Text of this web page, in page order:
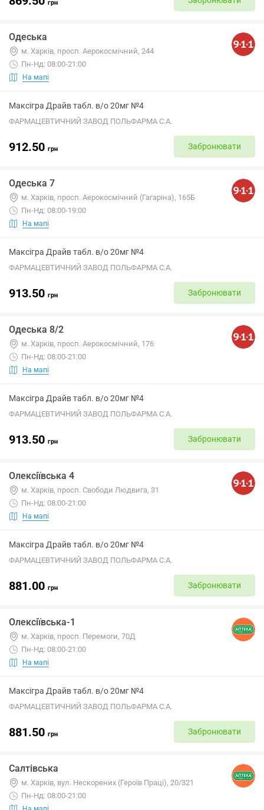
грн
Одеська
м. Харків, просп. Аерокосмічний, 244
Пн-Нд: 08:00-21:00
На мапі
Максігра Драйв табл. в/о 20мг №4
ФАРМАЦЕВТИЧНИЙ ЗАВОД ПОЛЬФАРМА С.А.
912.50 грн Забронювати
Одеська 7
м. Харків, просп. Аерокосмічний (Гагаріна), 165Б
Пн-Нд: 08:00-19:00
На мапі
Максігра Драйв табл. в/о 20мг №4
ФАРМАЦЕВТИЧНИЙ ЗАВОД ПОЛЬФАРМА С.А.
913.50 грн Забронювати
Одеська 8/2
м. Харків, просп. Аерокосмічний, 176
Пн-Нд: 08:00-21:00
На мапі
Максігра Драйв табл. в/о 20мг №4
ФАРМАЦЕВТИЧНИЙ ЗАВОД ПОЛЬФАРМА С.А.
913.50 грн Забронювати
Олексіївська 4
м. Харків, просп. Свободи Людвига, 31
Пн-Нд: 08:00-21:00
На мапі
Максігра Драйв табл. в/о 20мг №4
ФАРМАЦЕВТИЧНИЙ ЗАВОД ПОЛЬФАРМА С.А.
881.00 грн Забронювати
Олексіївська-1
м. Харків, просп. Перемоги, 70Д
Пн-Нд: 08:00-21:00
На мапі
Максігра Драйв табл. в/о 20мг №4
ФАРМАЦЕВТИЧНИЙ ЗАВОД ПОЛЬФАРМА С.А.
881.50 грн Забронювати
Салтівська
м. Харків, вул. Нескорених (Героїв Праці), 20/321
Пн-Нд: 08:00-21:00